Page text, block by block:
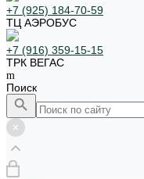
+7 (925) 184-70-59
ТЦ АЭРОБУС
+7 (916) 359-15-15
ТРК ВЕГАС
Поиск